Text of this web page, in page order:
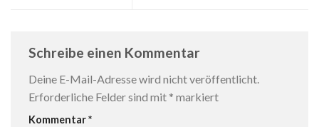
Schreibe einen Kommentar
Deine E-Mail-Adresse wird nicht veröffentlicht.
Erforderliche Felder sind mit * markiert
Kommentar*